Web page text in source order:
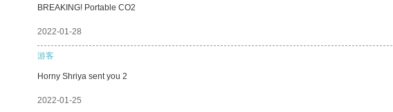
BREAKING! Portable CO2
2022-01-28
游客
Horny Shriya sent you 2
2022-01-25